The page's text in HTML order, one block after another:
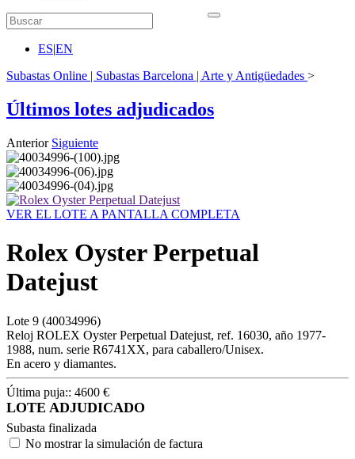
ES|EN
Subastas Online | Subastas Barcelona | Arte y Antigüedades >
Últimos lotes adjudicados
Anterior Siguiente
VER EL LOTE A PANTALLA COMPLETA
Rolex Oyster Perpetual
Datejust
Lote 9 (40034996)
Reloj ROLEX Oyster Perpetual Datejust, ref. 16030, año 1977-
1988, num. serie R6741XX, para caballero/Unisex.
En acero y diamantes.
Última puja:: 4600 €
LOTE ADJUDICADO
Subasta finalizada
No mostrar la simulación de factura